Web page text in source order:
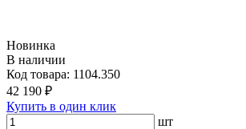
Новинка
В наличии
Код товара: 1104.350
42 190 ₽
Купить в один клик
шт